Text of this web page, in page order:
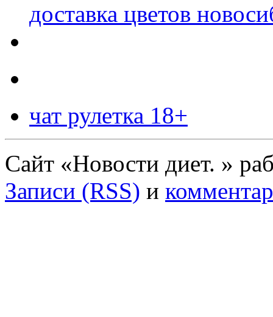
доставка цветов
чат рулетка 18+
Сайт «Новости диет. »
Записи (RSS) и